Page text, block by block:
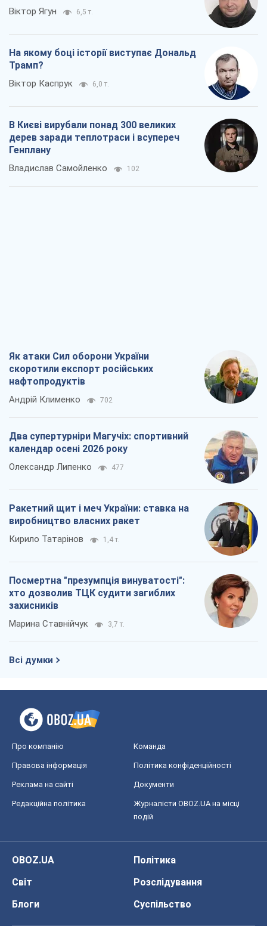
Віктор Ягун 6,5 т.
На якому боці історії виступає Дональд
Трамп?
Віктор Каспрук 6,0 т.
В Києві вирубали понад 300 великих
дерев заради теплотраси і всупереч
Генплану
Владислав Самойленко 102
Як атаки Сил оборони України
скоротили експорт російських
нафтопродуктів
Андрій Клименко 702
Два супертурніри Магучіх: спортивний
календар осені 2026 року
Олександр Липенко 477
Ракетний щит і меч України: ставка на
виробництво власних ракет
Кирило Татарінов 1,4 т.
Посмертна "презумпція винуватості":
хто дозволив ТЦК судити загиблих
захисників
Марина Ставнійчук 3,7 т.
Всі думки
Про компанію Команда
Правова інформація Політика конфіденційності
Реклама на сайті Документи
Редакційна політика
Журналісти OBOZ.UA на місці
подій
OBOZ.UA
Політика
Світ
Розслідування
Блоги
Суспільство